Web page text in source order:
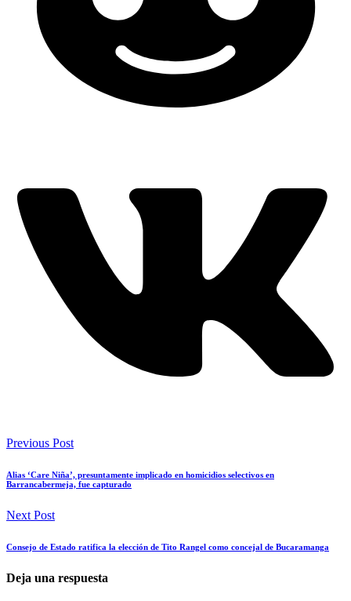
Previous Post
Alias ‘Care Niña’, presuntamente implicado en homicidios selectivos en
Barrancabermeja, fue capturado
Next Post
Consejo de Estado ratifica la elección de Tito Rangel como concejal de Bucaramanga
Deja una respuesta